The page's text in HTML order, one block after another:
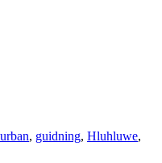
, guidning, Hluhluwe,